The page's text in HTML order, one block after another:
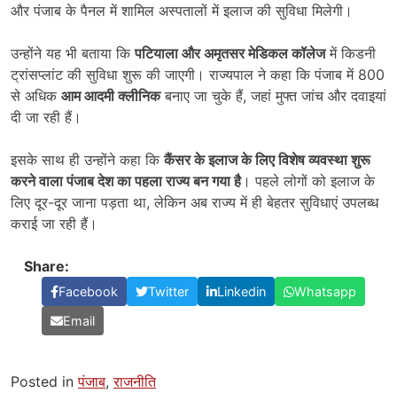
और पंजाब के पैनल में शामिल अस्पतालों में इलाज की सुविधा मिलेगी।
उन्होंने यह भी बताया किपटियाला और अमृतसर मेडिकल कॉलेजमें किडनी
ट्रांसप्लांट की सुविधा शुरू की जाएगी। राज्यपाल ने कहा कि पंजाब में 800
से अधिक आम आदमी क्लीनिकबनाए जा चुके हैं, जहां मुफ्त जांच और दवाइयां
दी जा रही हैं।
इसके साथ ही उन्होंने कहा किकैंसर के इलाज के लिए विशेष व्यवस्था शुरू
करने वाला पंजाब देश का पहला राज्य बन गया है। पहले लोगों को इलाज के
लिए दूर-दूर जाना पड़ता था, लेकिन अब राज्य में ही बेहतर सुविधाएं उपलब्ध
कराई जा रही हैं।
Share:
Facebook Twitter Linkedin
Whatsapp
Email
Posted inपंजाब,राजनीति